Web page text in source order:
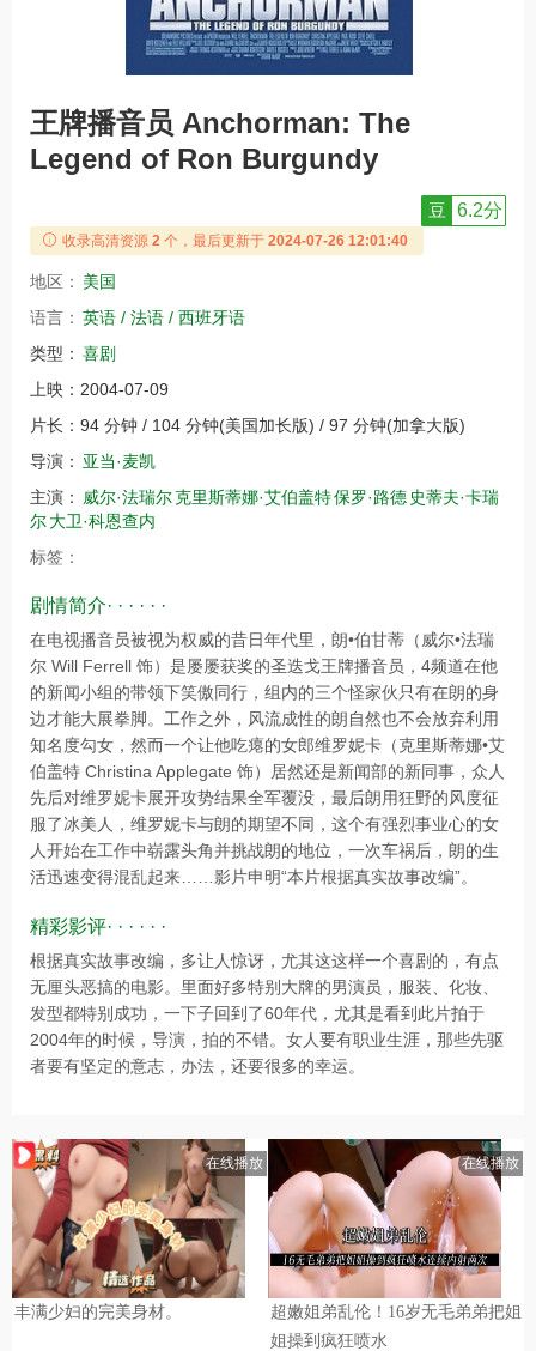
王牌播音员 Anchorman: The
Legend of Ron Burgundy
豆 6.2分
收录高清资源 2 个，最后更新于 2024-07-26 12:01:40
地区： 美国
语言： 英语 / 法语 / 西班牙语
类型： 喜剧
上映： 2004-07-09
片长： 94 分钟 / 104 分钟(美国加长版) / 97 分钟(加拿大版)
导演： 亚当·麦凯
主演：
威尔·法瑞尔克里斯蒂娜·艾伯盖特保罗·路德 史蒂夫·卡瑞
尔大卫·科恩查内
标签：
剧情简介· · · · · ·
在电视播音员被视为权威的昔日年代里，朗•伯甘蒂（威尔•法瑞
尔 Will Ferrell 饰）是屡屡获奖的圣迭戈王牌播音员，4频道在他
的新闻小组的带领下笑傲同行，组内的三个怪家伙只有在朗的身
边才能大展拳脚。工作之外，风流成性的朗自然也不会放弃利用
知名度勾女，然而一个让他吃瘪的女郎维罗妮卡（克里斯蒂娜•艾
伯盖特 Christina Applegate 饰）居然还是新闻部的新同事，众人
先后对维罗妮卡展开攻势结果全军覆没，最后朗用狂野的风度征
服了冰美人，维罗妮卡与朗的期望不同，这个有强烈事业心的女
人开始在工作中崭露头角并挑战朗的地位，一次车祸后，朗的生
活迅速变得混乱起来……影片申明“本片根据真实故事改编”。
精彩影评· · · · · ·
根据真实故事改编，多让人惊讶，尤其这这样一个喜剧的，有点
无厘头恶搞的电影。里面好多特别大牌的男演员，服装、化妆、
发型都特别成功，一下子回到了60年代，尤其是看到此片拍于
2004年的时候，导演，拍的不错。女人要有职业生涯，那些先驱
者要有坚定的意志，办法，还要很多的幸运。